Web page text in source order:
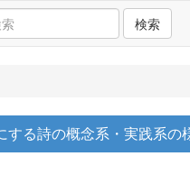
検索
する詩の概念系・実践系の